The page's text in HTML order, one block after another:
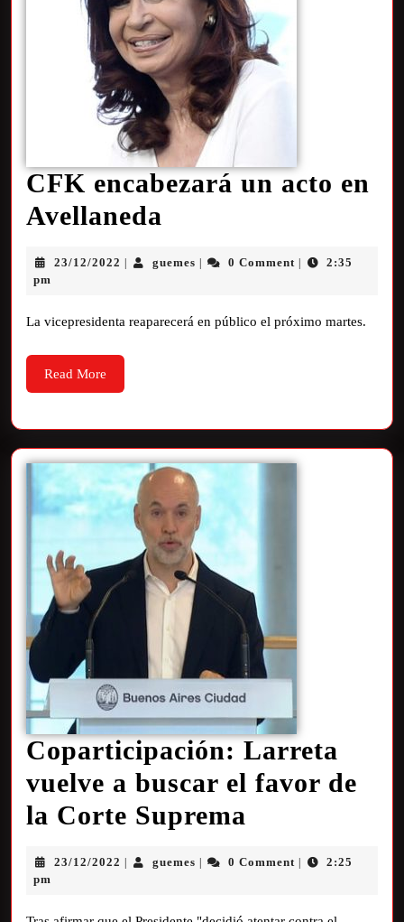
CFK encabezará un acto en
Avellaneda
23/12/2022 guemes 0 Comment
2:35
pm
La vicepresidenta reaparecerá en público el próximo martes.
Read More
Coparticipación: Larreta
vuelve a buscar el favor de
la Corte Suprema
23/12/2022 guemes 0 Comment
2:25
pm